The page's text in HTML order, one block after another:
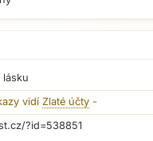
lásku
vidí Zlaté účty -
?id=538851